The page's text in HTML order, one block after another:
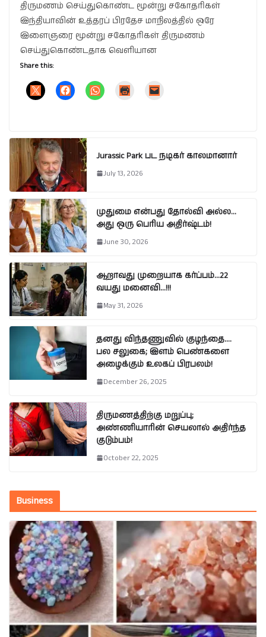
திருமணம் செய்துகொண்ட மூன்று சகோதரிகள்
இந்தியாவின் உத்தரப் பிரதேச மாநிலத்தில் ஒரே
இளைஞரை மூன்று சகோதரிகள் திருமணம்
செய்துகொண்டதாக வெளியான
Share this:
Jurassic Park பட நடிகர் காலமானார்
July 13, 2026
முதுமை என்பது தோல்வி அல்ல…
அது ஒரு பெரிய அதிர்ஷ்டம்!
June 30, 2026
ஆறாவது முறையாக கர்ப்பம்…22
வயது மனைவி…!!!
May 31, 2026
தனது விந்தணுவில் குழந்தை….
பல சலுகை; இளம் பெண்களை
அழைக்கும் உலகப் பிரபலம்!
December 26, 2025
திருமணத்திற்கு மறுப்பு;
அண்ணியாரின் செயலால் அதிர்ந்த
குடும்பம்!
October 22, 2025
Business